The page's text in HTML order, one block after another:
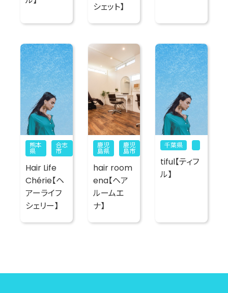
シェット】
熊本
県
合志
市
Hair Life
Chérie【ヘ
アーライフ
シェリー】
鹿児
島県
鹿児
島市
hair room
ena【ヘア
ルームエ
ナ】
千葉県
tiful【ティフ
ル】